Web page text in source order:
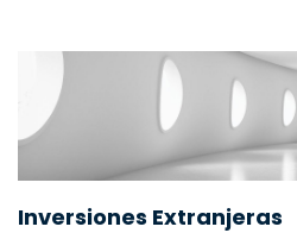
Inversiones Extranjeras